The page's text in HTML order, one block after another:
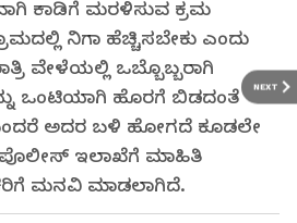
NEXT
ಕಾಡಿಗೆ ಮರಳಿಸುವ ಕ್ರಮ
ನಿಗಾ ಹೆಚ್ಚಿಸಬೇಕು ಎಂದು
ವೇಳೆಯಲ್ಲಿ ಒಬ್ಬೊಬ್ಬರಾಗಿ
ಒಂಟಿಯಾಗಿ ಹೊರಗೆ ಬಿಡದಂತೆ
ಅದರ ಬಳಿ ಹೋಗದೆ ಕೂಡಲೇ
ಇಲಾಖೆಗೆ ಮಾಹಿತಿ
ಮನವಿ ಮಾಡಲಾಗಿದೆ.